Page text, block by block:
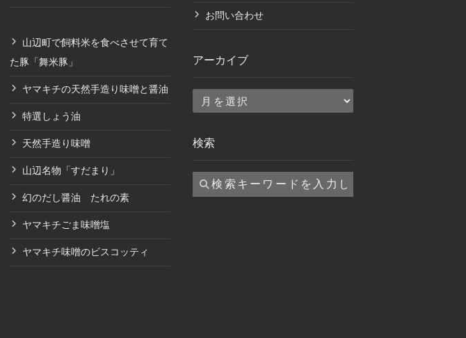
山辺町で飼料米を食べさせて育て
た豚「舞米豚」
ヤマキチの天然手造り味噌と醤油
特選しょう油
天然手造り味噌
山辺名物「すだまり」
幻のだし醤油 たれの素
ヤマキチごま味噌塩
ヤマキチ味噌のビスコッティ
お問い合わせ
アーカイブ
ア
カ
ブ
検索